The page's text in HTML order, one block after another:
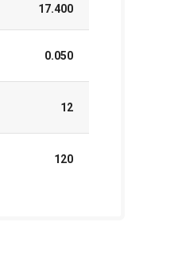
17.400
0.050
12
120